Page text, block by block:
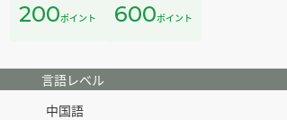
200ポイント 600ポイント
言語レベル
中国語